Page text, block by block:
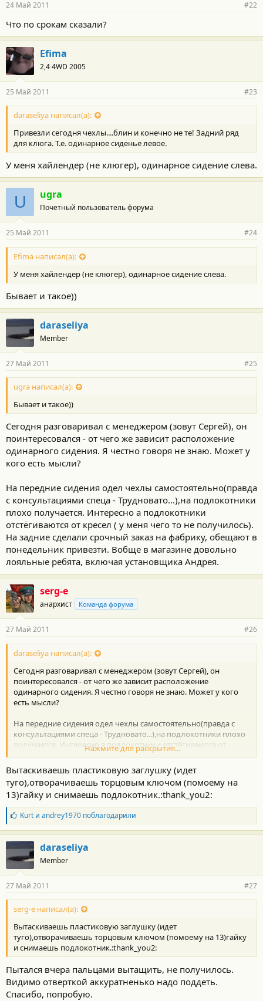
24 Май 2011 #22
Что по срокам сказали?
Efima
2,4 4WD 2005
25 Май 2011 #23
daraseliya написал(а):
Привезли сегодня чехлы....блин и конечно не те! Задний ряд
для клюга. Т.е. одинарное сиденье левое.
У меня хайлендер (не клюгер), одинарное сидение слева.
U ugra
Почетный пользователь форума
25 Май 2011 #24
Efima написал(а):
У меня хайлендер (не клюгер), одинарное сидение слева.
Бывает и такое))
daraseliya
Member
27 Май 2011 #25
ugra написал(а):
Бывает и такое))
Сегодня разговаривал с менеджером (зовут Сергей), он
поинтересовался - от чего же зависит расположение
одинарного сидения. Я честно говоря не знаю. Может у
кого есть мысли?
На передние сидения одел чехлы самостоятельно(правда
с консультациями спеца - Трудновато...),на подлокотники
плохо получается. Интересно а подлокотники
отстёгиваются от кресел ( у меня чего то не получилось).
На задние сделали срочный заказ на фабрику, обещают в
понедельник привезти. Вобще в магазине довольно
лояльные ребята, включая установщика Андрея.
serg-e
анархист Команда форума
27 Май 2011 #26
daraseliya написал(а):
Сегодня разговаривал с менеджером (зовут Сергей), он
поинтересовался - от чего же зависит расположение
одинарного сидения. Я честно говоря не знаю. Может у кого
есть мысли?
На передние сидения одел чехлы самостоятельно(правда с
консультациями спеца - Трудновато...),на подлокотники плохо
получается. Интересно а подлокотники отстёгиваются от
кресел ( у меня чего то не получилось). На задние сделали
срочный заказ на фабрику, обещают в понедельник привезти.
Вобще в магазине довольно лояльные ребята, включая
установщика Андрея.
Нажмите для раскрытия...
Вытаскиваешь пластиковую заглушку (идет
туго),отворачиваешь торцовым ключом (помоему на
13)гайку и снимаешь подлокотник.:thank_you2:
Б
л
а
г
о
д
а
н
о
с
и
:
Kurtи andrey1970поблагодарили
daraseliya
Member
27 Май 2011 #27
serg-e написал(а):
Вытаскиваешь пластиковую заглушку (идет
туго),отворачиваешь торцовым ключом (помоему на 13)гайку
и снимаешь подлокотник.:thank_you2:
Пытался вчера пальцами вытащить, не получилось.
Видимо отверткой аккуратненько надо поддеть.
Спасибо, попробую.